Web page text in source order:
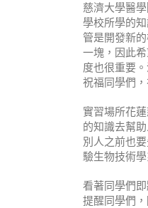
慈濟大學醫
學校所學的知
管是開發新
一塊，因此
度也很重要
祝福同學們
實習場所花
的知識去幫
別人之前也
驗生物技術
看著同學們
提醒同學們